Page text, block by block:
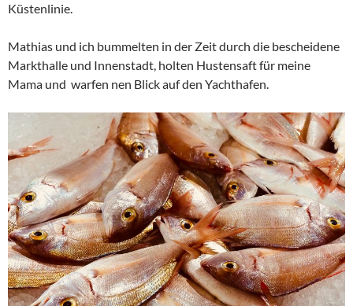
Küstenlinie.
Mathias und ich bummelten in der Zeit durch die bescheidene
Markthalle und Innenstadt, holten Hustensaft für meine
Mama und warfen nen Blick auf den Yachthafen.